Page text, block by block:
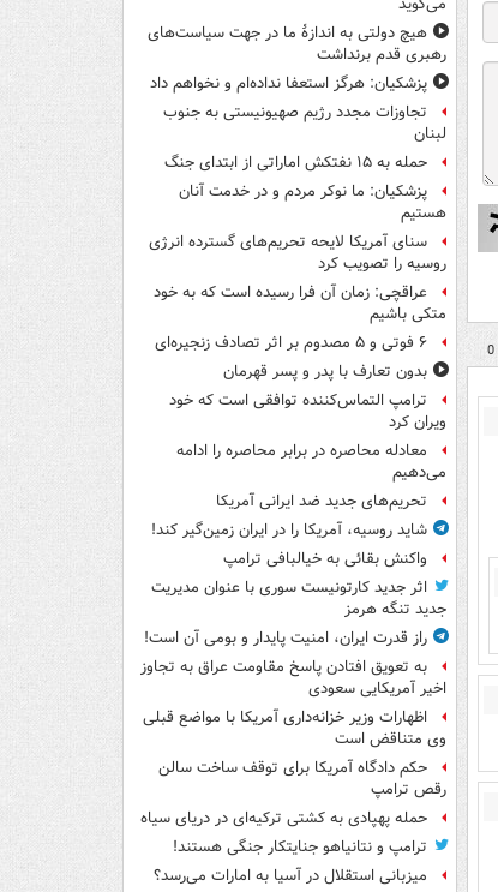
می‌گوید
هیچ دولتی به اندازۀ ما در جهت سیاست‌های
رهبری قدم برنداشت
پزشکیان: هرگز استعفا نداده‌ام و نخواهم داد
تجاوزات مجدد رژیم صهیونیستی به جنوب
لبنان
حمله به ۱۵ نفتکش‌ اماراتی از ابتدای جنگ
پزشکیان: ما نوکر مردم و در خدمت آنان
هستیم
سنای آمریکا لایحه تحریم‌های گسترده انرژی
روسیه را تصویب کرد
عراقچی: زمان آن فرا رسیده است که به خود
متکی باشیم
۶ فوتی و ۵ مصدوم بر اثر تصادف زنجیره‌ای
بدون تعارف با پدر و پسر قهرمان
ترامپ التماس‌کننده توافقی است که خود
ویران کرد
معادله محاصره در برابر محاصره را ادامه
می‌دهیم
تحریم‌های جدید ضد ایرانی آمریکا
شاید روسیه، آمریکا را در ایران زمین‌گیر کند!
واکنش بقائی به خیالبافی ترامپ
اثر جدید کارتونیست سوری با عنوان مدیریت
جدید تنگه هرمز
راز قدرت ایران، امنیت پایدار و بومی آن است!
به تعویق افتادن پاسخ مقاومت عراق به تجاوز
اخیر آمریکایی سعودی
اظهارات وزیر خزانه‌داری آمریکا با مواضع قبلی
وی متناقض است
حکم دادگاه آمریکا برای توقف ساخت سالن
رقص ترامپ
حمله پهپادی به کشتی ترکیه‌ای در دریای سیاه
ترامپ و نتانیاهو جنایتکار جنگی هستند!
میزبانی استقلال در آسیا به امارات می‌رسد؟